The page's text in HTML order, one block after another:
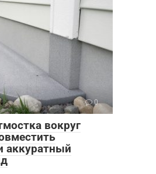
0
вокруг
аккуратный